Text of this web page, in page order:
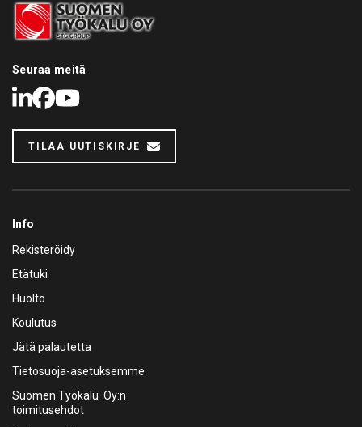
Seuraa meitä
LinkedIn
Facebook
Youtube
TILAA UUTISKIRJE
Info
Rekisteröidy
Etätuki
Huolto
Koulutus
Jätä palautetta
Tietosuoja-asetuksemme
Suomen Työkalu Oy:n
toimitusehdot